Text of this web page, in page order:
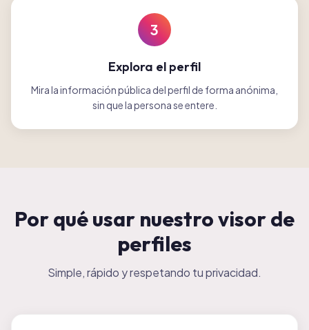
3
Explora el perfil
Mira la información pública del perfil de forma anónima,
sin que la persona se entere.
Por qué usar nuestro visor de
perfiles
Simple, rápido y respetando tu privacidad.